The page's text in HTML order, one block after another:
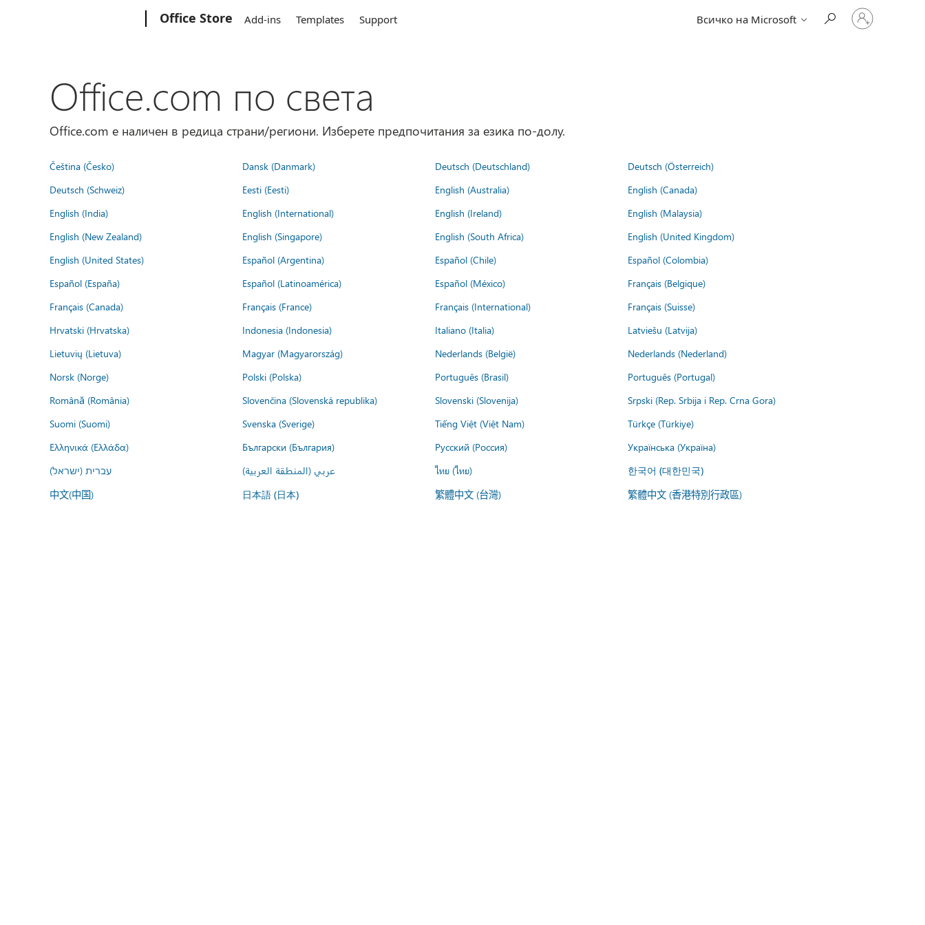
Office Store Add-ins Templates Support Всичко на Microsoft
Влезте
във
вашия
Office.com по света
Office.com е наличен в редица страни/региони. Изберете предпочитания за езика по-долу.
Čeština (Česko) Dansk (Danmark) Deutsch (Deutschland)
Deutsch (Österreich)
Deutsch (Schweiz)
Eesti (Eesti) English (Australia)
English (Canada)
English (India)
English (International) English (Ireland)
English (Malaysia)
English (New Zealand)
English (Singapore) English (South Africa)
English (United Kingdom)
English (United States)
Español (Argentina) Español (Chile)
Español (Colombia)
Español (España)
Español (Latinoamérica) Español (México)
Français (Belgique)
Français (Canada)
Français (France) Français (International)
Français (Suisse)
Hrvatski (Hrvatska)
Indonesia (Indonesia) Italiano (Italia)
Latviešu (Latvija)
Lietuvių (Lietuva)
Magyar (Magyarország) Nederlands (België)
Nederlands (Nederland)
Norsk (Norge)
Polski (Polska) Português (Brasil)
Português (Portugal)
Română (România)
Slovenčina (Slovenská republika) Slovenski (Slovenija)
Srpski (Rep. Srbija i Rep. Crna Gora)
Suomi (Suomi)
Svenska (Sverige) Tiếng Việt (Việt Nam)
Türkçe (Türkiye)
Ελληνικά (Ελλάδα)
Български (България) Русский (Россия)
Українська (Україна)
עברית (ישראל)
عربي (المنطقة العربية) ไทย (ไทย) 한국어 (대한민국)
中文(中国) 日本語 (日本) 繁體中文 (台灣) 繁體中文 (香港特別行政區)